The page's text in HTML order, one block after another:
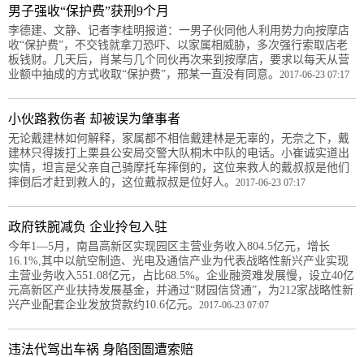
男子强收“保护费”获刑9个月
李德建、文静、记者李桂明报道：一男子伙同他人利用势力向按摩店
收“保护费”，不交钱就拿刀恐吓、以家属相威胁，多次强行索取店老
板钱财。几天后，肖某与几个同伙再次来到按摩店，要求以每天从营
业额中抽成的方式收取“保护费”，邢某一直没有同意。 2017-06-23 07:17
小伙路救伤者 却被误为肇事者
无论戴建林如何解释，家属都不相信戴建林是无辜的，无奈之下，戴
建林只得拨打上栗县公安局交警大队桐木中队的电话。小崔诚实道出
实情，坦言是父亲自己骑摩托车摔倒的，这位来救人的戴叔叔是他们
摔倒后才赶到救人的，这位戴叔叔是位好人。 2017-06-23 07:17
政府铁腕减负 企业拎包入驻
今年1—5月，南昌高新区实现园区主营业务收入804.5亿元，增长
16.1%,其中以航空制造、光电及通信产业为代表战略性新兴产业实现
主营业务收入551.08亿元，占比68.5%。企业融资难发展慢，设立40亿
元高新区产业扶持发展基金，并通过“财园信贷通”，为212家战略性新
兴产业配套企业发放贷款约10.6亿元。 2017-06-23 07:07
违法代驾出车祸 身陷囹圄遭索赔